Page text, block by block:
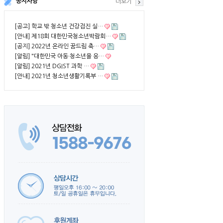
[공고] 학교 밖 청소년 건강검진 실…
[안내] 제18회 대한민국청소년박람회…
[공지] 2022년 온라인 꿈드림 축…
[알림] "대한민국 아동·청소년을 응…
[알림] 2021년 DGIST 과학 …
[안내] 2021년 청소년생활기록부 …
더보기